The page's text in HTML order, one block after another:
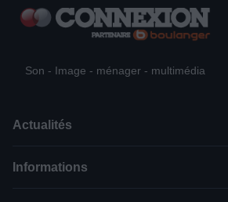
Son - Image - ménager - multimédia
Actualités
Informations